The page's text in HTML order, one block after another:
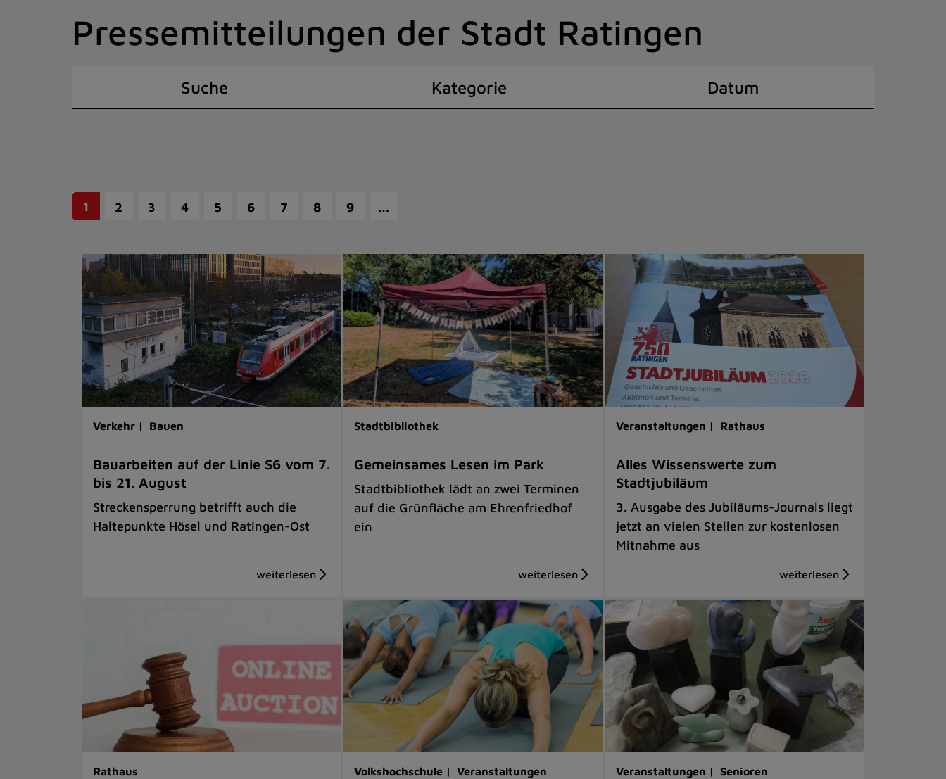
Pressemitteilungen der Stadt Ratingen
Suche Kategorie Datum
1 2 3 4 5 6 7 8 9 …
Verkehr | Bauen
Bauarbeiten auf der Linie S6 vom 7.
bis 21. August
Streckensperrung betrifft auch die
Haltepunkte Hösel und Ratingen-Ost
Stadtbibliothek
Gemeinsames Lesen im Park
Stadtbibliothek lädt an zwei Terminen
auf die Grünfläche am Ehrenfriedhof
ein
Veranstaltungen | Rathaus
Alles Wissenswerte zum
Stadtjubiläum
3. Ausgabe des Jubiläums-Journals liegt
jetzt an vielen Stellen zur kostenlosen
Mitnahme aus
Rathaus Volkshochschule | Veranstaltungen Veranstaltungen | Senioren